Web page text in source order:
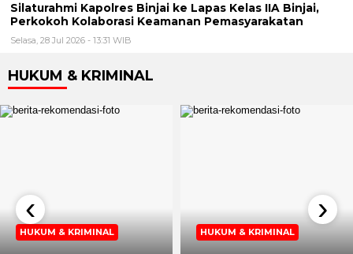
Silaturahmi Kapolres Binjai ke Lapas Kelas IIA Binjai,
Perkokoh Kolaborasi Keamanan Pemasyarakatan
Selasa, 28 Jul 2026 - 13:31 WIB
HUKUM & KRIMINAL
HUKUM & KRIMINAL HUKUM & KRIMINAL
‹ ›